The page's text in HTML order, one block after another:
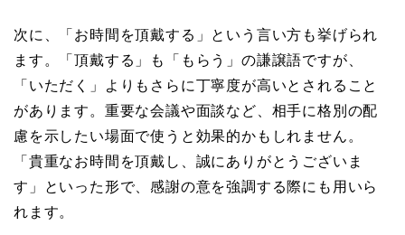
次に、「お時間を頂戴する」という言い方も挙げられ
ます。「頂戴する」も「もらう」の謙譲語ですが、
「いただく」よりもさらに丁寧度が高いとされること
があります。重要な会議や面談など、相手に格別の配
慮を示したい場面で使うと効果的かもしれません。
「貴重なお時間を頂戴し、誠にありがとうございま
す」といった形で、感謝の意を強調する際にも用いら
れます。